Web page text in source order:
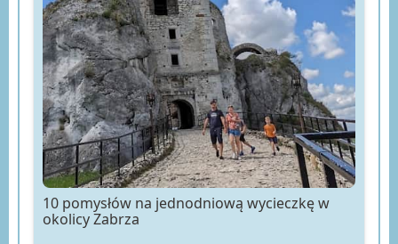
10 pomysłów na jednodniową wycieczkę w
okolicy Zabrza